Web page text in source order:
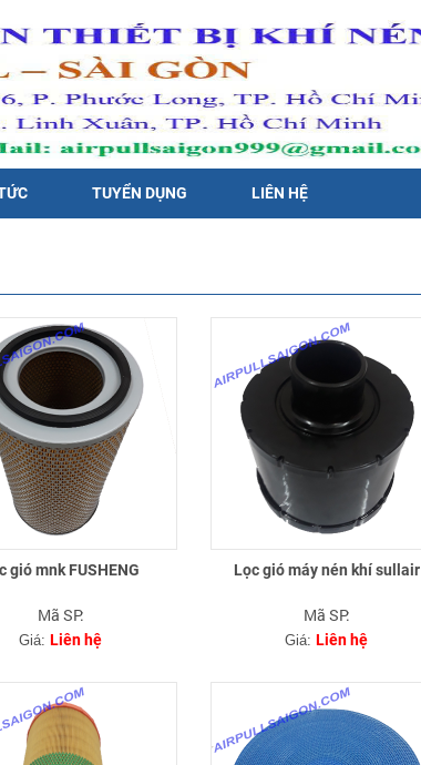
TUYỂN DỤNG LIÊN HỆ
gió mnk FUSHENG
Mã SP:
Giá: Liên hệ
Lọc gió máy nén khí sullair
Mã SP:
Giá: Liên hệ